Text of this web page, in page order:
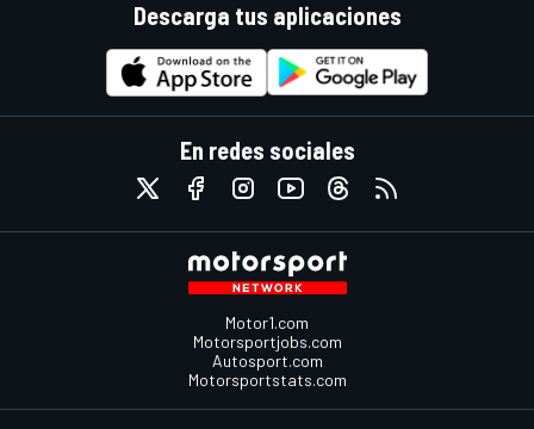
Descarga tus aplicaciones
En redes sociales
Motor1.com
Motorsportjobs.com
Autosport.com
Motorsportstats.com